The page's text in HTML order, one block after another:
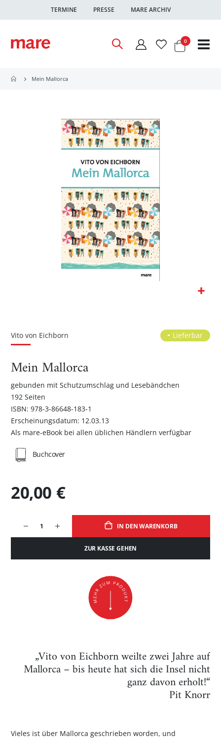
TERMINE PRESSE MARE ARCHIV
Warenkorb
0Artikel
Mein Mallorca
Bildgalerie
Vito von Eichborn Lieferbar
Mein Mallorca
gebunden mit Schutzumschlag und Lesebändchen
192 Seiten
ISBN: 978-3-86648-183-1
Erscheinungsdatum: 12.03.13
Als mare-eBook bei allen üblichen Händlern verfügbar
IN DEN WARENKORB
ZUR KASSE GEHEN
20,00 €
Buchcover
„Vito von Eichborn weilte zwei Jahre auf
Mallorca – bis heute hat sich die Insel nicht
ganz davon erholt!“
Pit Knorr
Vieles ist über Mallorca geschrieben worden, und